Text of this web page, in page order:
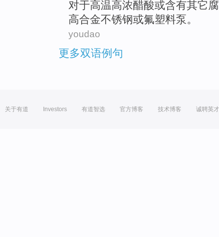
对于高温高浓醋酸或含有其它
高合金不锈钢或氟塑料泵 。
youdao
更多双语例句
关于有道 Investors 有道智选 官方博客 技术博客 诚聘英才